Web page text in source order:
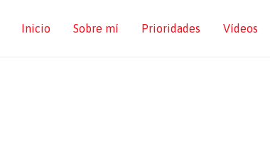
Inicio Sobre mí Prioridades Vídeos